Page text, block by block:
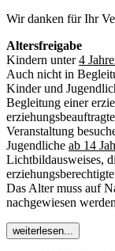
Wir danken für Ihr
Altersfreigabe
Kindern unter4
Auch nicht in
Kinder und
Begleitung einer
Veranstaltung
Jugendliche ab 14
Lichtbildausweises,
Das Alter muss auf
nachgewiesen